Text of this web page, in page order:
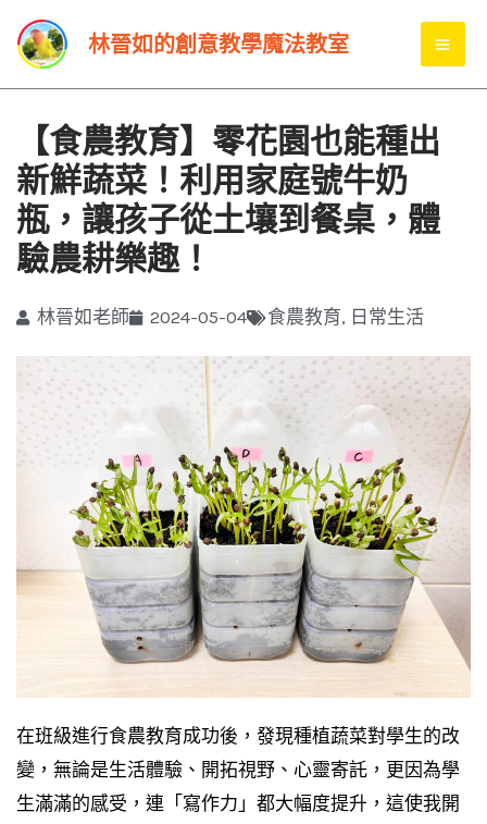
主
林晉如的創意教學魔法教室
【食農教育】零花園也能種出
新鮮蔬菜！利用家庭號牛奶
瓶，讓孩子從土壤到餐桌，體
驗農耕樂趣！
林晉如老師 2024-05-04 食農教育, 日常生活
在班級進行食農教育成功後，發現種植蔬菜對學生的改
變，無論是生活體驗、開拓視野、心靈寄託，更因為學
生滿滿的感受，連「寫作力」都大幅度提升，這使我開